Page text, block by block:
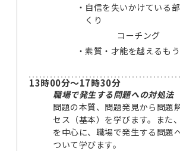
自信を失いかけている
くり
コーチング
素質・才能を越えるも
13時00分～17時30分
職場で発生する問題への対処法
問題の本質、問題発見から問題
セス（基本）を学びます。また
を中心に、職場で発生する問題
ついて学びます。